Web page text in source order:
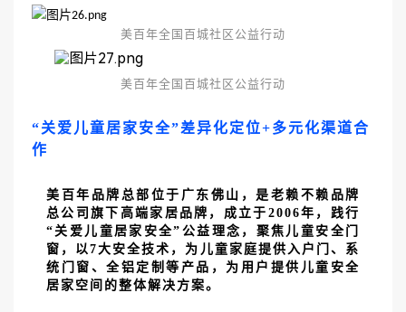
美百年全国百城社区公益行动
美百年全国百城社区公益行动
“关爱儿童居家安全”差异化定位+多元化渠道合
作
美百年品牌总部位于广东佛山，是老赖不赖品牌
总公司旗下高端家居品牌，成立于 2006年，践行
“关爱儿童居家安全”公益理念，聚焦儿童安全门
窗，以7大安全技术，为儿童家庭提供入户门、系
统门窗、全铝定制等产品，为用户提供儿童安全
居家空间的整体解决方案。